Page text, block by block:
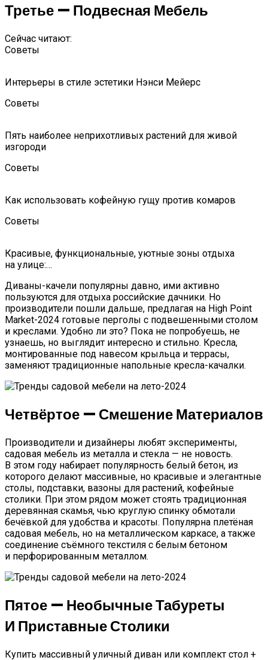
Третье — Подвесная Мебель
Сейчас читают:
Советы
Интерьеры в стиле эстетики Нэнси Мейерс
Советы
Пять наиболее неприхотливых растений для живой
изгороди
Советы
Как использовать кофейную гущу против комаров
Советы
Красивые, функциональные, уютные зоны отдыха
на улице:…
Диваны-качели популярны давно, ими активно
пользуются для отдыха российские дачники. Но
производители пошли дальше, предлагая на High Point
Market-2024 готовые перголы с подвешенными столом
и креслами. Удобно ли это? Пока не попробуешь, не
узнаешь, но выглядит интересно и стильно. Кресла,
монтированные под навесом крыльца и террасы,
заменяют традиционные напольные кресла-качалки.
Четвёртое — Смешение Материалов
Производители и дизайнеры любят эксперименты,
садовая мебель из металла и стекла — не новость.
В этом году набирает популярность белый бетон, из
которого делают массивные, но красивые и элегантные
столы, подставки, вазоны для растений, кофейные
столики. При этом рядом может стоять традиционная
деревянная скамья, чью круглую спинку обмотали
бечёвкой для удобства и красоты. Популярна плетёная
садовая мебель, но на металлическом каркасе, а также
соединение съёмного текстиля с белым бетоном
и перфорированным металлом.
Пятое — Необычные Табуреты
И Приставные Столики
Купить массивный уличный диван или комплект стол +